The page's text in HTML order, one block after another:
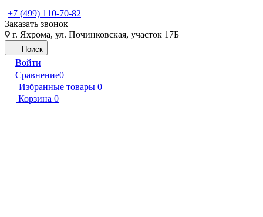
+7 (499) 110-70-82
Заказать звонок
г. Яхрома, ул. Починковская, участок 17Б
Поиск
Войти
Сравнение0
Избранные товары 0
Корзина 0